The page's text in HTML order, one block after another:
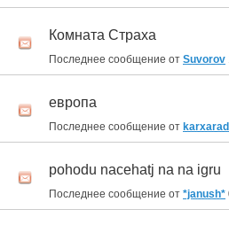
Комната Страха
Последнее сообщение от Suvorov
европа
Последнее сообщение от
pohodu nacehatj na na igru
Последнее сообщение от *janush*